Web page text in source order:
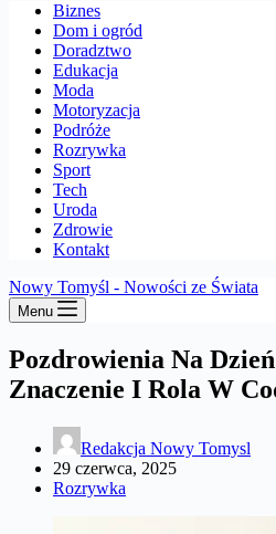
Biznes
Dom i ogród
Doradztwo
Edukacja
Moda
Motoryzacja
Podróże
Rozrywka
Sport
Tech
Uroda
Zdrowie
Kontakt
Nowy Tomyśl - Nowości ze Świata
Menu
Pozdrowienia Na
Znaczenie I Rola W
Redakcja Nowy Tomysl
29 czerwca, 2025
Rozrywka